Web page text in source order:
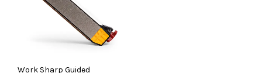
Work Sharp Guided